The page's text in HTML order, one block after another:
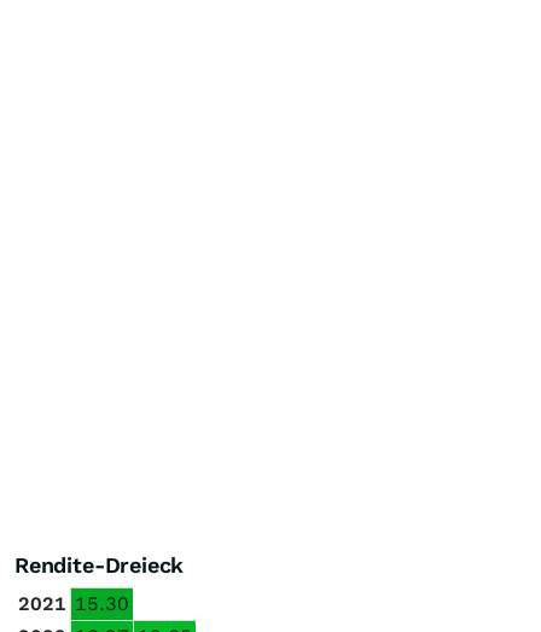
Rendite-Dreieck
2021 15.30